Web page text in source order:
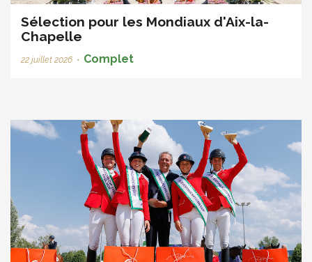
Sélection pour les Mondiaux d'Aix-la-
Chapelle
22 juillet 2026 • Complet